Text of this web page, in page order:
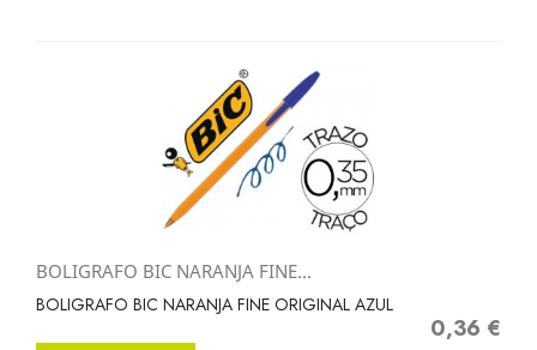
BOLIGRAFO BIC NARANJA FINE...
BOLIGRAFO BIC NARANJA FINE ORIGINAL AZUL
Precio
0,36 €